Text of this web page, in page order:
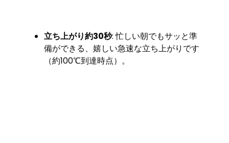
立ち上がり約30秒: 忙しい朝でもサッと準
備ができる、嬉しい急速な立ち上がりです
（約100℃到達時点）。